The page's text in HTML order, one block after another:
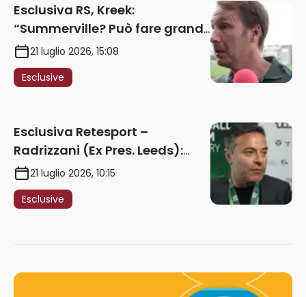
Esclusiva RS, Kreek:
“Summerville? Può fare grandi
cose in Serie A. Godts deve
maturare esperienza per
giocare nella Roma”
21 luglio 2026, 15:08
Esclusive
Esclusiva Retesport –
Radrizzani (Ex Pres. Leeds):
“Summerville ragazzo
speciale, in Italia con Gasp
può esplodere
21 luglio 2026, 10:15
Esclusive